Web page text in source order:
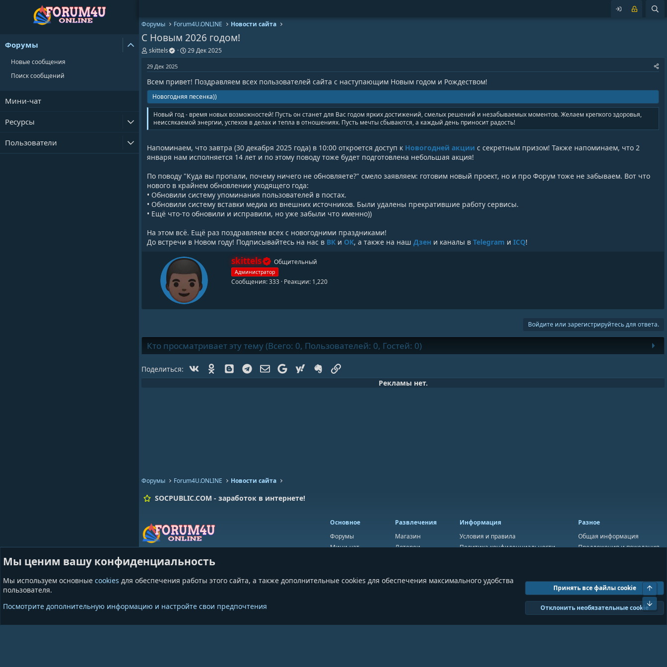
Форумы
Новые сообщения
Поиск сообщений
Мини-чат
Ресурсы
Пользователи
Форумы Forum4U.ONLINE Новости сайта
С Новым 2026 годом!
А
в
т
о
р
т
м
skittels
Д
а
а
н
а
ч
а
л
а
29 Дек 2025
29 Дек 2025
Всем привет! Поздравляем всех пользователей сайта с наступающим Новым годом и Рождеством!
Новогодняя песенка))
Новый год - время новых возможностей! Пусть он станет для Вас годом ярких достижений, смелых решений и незабываемых моментов. Желаем крепкого здоровья,
неиссякаемой энергии, успехов в делах и тепла в отношениях. Пусть мечты сбываются, а каждый день приносит радость!
Напоминаем, что завтра (30 декабря 2025 года) в 10:00 откроется доступ к Новогодней акции с секретным призом! Также напоминаем, что 2
января нам исполняется 14 лет и по этому поводу тоже будет подготовлена небольшая акция!
По поводу "Куда вы пропали, почему ничего не обновляете?" смело заявляем: готовим новый проект, но и про Форум тоже не забываем. Вот что
нового в крайнем обновлении уходящего года:
• Обновили систему упоминания пользователей в постах.
• Обновили систему вставки медиа из внешних источников. Были удалены прекратившие работу сервисы.
• Ещё что-то обновили и исправили, но уже забыли что именно))
На этом всё. Ещё раз поздравляем всех с новогодними праздниками!
До встречи в Новом году! Подписывайтесь на нас в ВК и ОК, а также на наш Дзен и каналы в Telegram и ICQ!
А
в
т
о
skittels Общительный
Администратор
Сообщения 333 Реакции 1,220
Войдите или зарегистрируйтесь для ответа.
Кто просматривает эту тему (Всего: 0, Пользователей: 0, Гостей: 0)
Поделиться: Vk Ok BloggerTelegramЭлектронная почта
GoogleYahoo EvernoteСсылка
Рекламы нет.
Форумы Forum4U.ONLINE Новости сайта
SOCPUBLIC.COM - заработок в интернете!
Основное
Форумы
Мини-чат
Сообщества
Развлечения
Магазин
Лотереи
Информация
Условия и правила
Политика конфиденциальности
Разное
Общая информация
Предложения и пожелания
Cookies GrayAndBlue (Dark)
Запросов 18 Время 0.0838s Память 11.01MB
Мы ценим вашу конфиденциальность
Мы используем основные cookies для обеспечения работы этого сайта, а также дополнительные cookies для обеспечения максимального удобства
пользователя.
Посмотрите дополнительную информацию и настройте свои предпочтения
Принять все файлы cookie
Отклонить необязательные cookie